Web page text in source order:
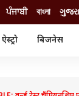
ਪੰਜਾਬੀ বাংলা
ऐस्ट्रो बिजनेस